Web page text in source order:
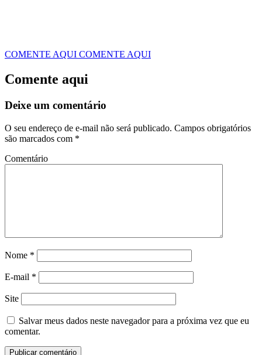
COMENTE AQUI COMENTE AQUI
Comente aqui
Deixe um comentário
O seu endereço de e-mail não será publicado. Campos obrigatórios
são marcados com *
Comentário
Nome *
E-mail *
Site
Salvar meus dados neste navegador para a próxima vez que eu
comentar.